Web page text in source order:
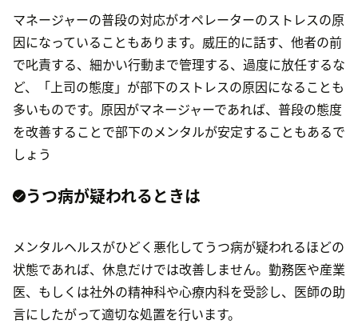
マネージャーの普段の対応がオペレーターのストレスの原
因になっていることもあります。威圧的に話す、他者の前
で叱責する、細かい行動まで管理する、過度に放任するな
ど、「上司の態度」が部下のストレスの原因になることも
多いものです。原因がマネージャーであれば、普段の態度
を改善することで部下のメンタルが安定することもあるで
しょう
うつ病が疑われるときは
メンタルヘルスがひどく悪化してうつ病が疑われるほどの
状態であれば、休息だけでは改善しません。勤務医や産業
医、もしくは社外の精神科や心療内科を受診し、医師の助
言にしたがって適切な処置を行います。